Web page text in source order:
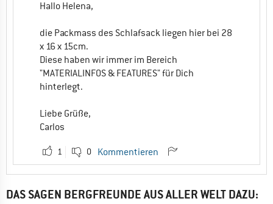
Hallo Helena,
die Packmass des Schlafsack liegen hier bei 28
x 16 x 15cm.
Diese haben wir immer im Bereich
"MATERIALINFOS & FEATURES" für Dich
hinterlegt.
Liebe Grüße,
Carlos
1 0 Kommentieren
DAS SAGEN BERGFREUNDE AUS ALLER WELT DAZU: